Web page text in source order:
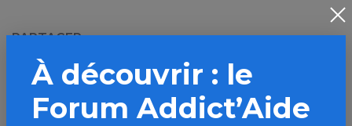
PARTAGER
Facebook X
LinkedIn Mail
À découvrir : le
Forum Addict’Aide